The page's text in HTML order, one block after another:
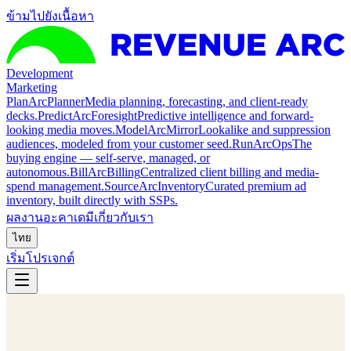
ข้ามไปยังเนื้อหา
Development
Marketing
PlanArcPlannerMedia planning, forecasting, and client-ready
decks.PredictArcForesightPredictive intelligence and forward-
looking media moves.ModelArcMirrorLookalike and suppression
audiences, modeled from your customer seed.RunArcOpsThe
buying engine — self-serve, managed, or
autonomous.BillArcBillingCentralized client billing and media-
spend management.SourceArcInventoryCurated premium ad
inventory, built directly with SSPs.
ผลงานอะคาเดมีเกี่ยวกับเรา
ไทย
เริ่มโปรเจกต์